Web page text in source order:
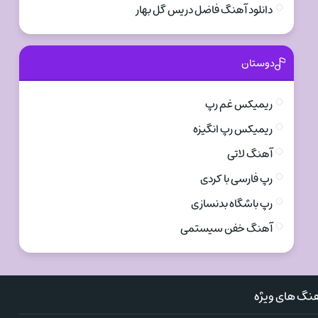
دانلود آهنگ فاضل دریس گل بهار
دوستان
ریمیکس غم رپ
ریمیکس رپ انگیزه
آهنگ لاتی
رپ فارسی با کردی
رپ باشگاه بدنسازی
آهنگ خفن سیستمی
های ویژه